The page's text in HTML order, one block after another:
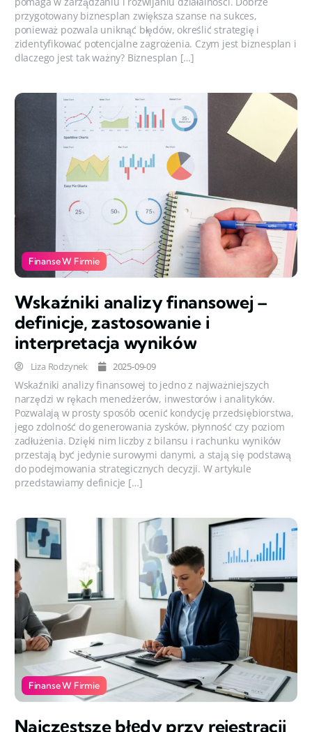
przygotowany biznesplan zwiększa szanse na sukces,
ponieważ pozwala uniknąć błędów, określić strategię i
zidentyfikować potencjalne zagrożenia. Czym jest biznesplan i
dlaczego jest tak ważny? Biznesplan […]
Finanse W Firmie
Wskaźniki analizy finansowej –
definicje, zastosowanie i
interpretacja wyników
Liza Rodzynek 2025-09-09
Wskaźniki analizy finansowej to jedno z najważniejszych
narzędzi w rękach menedżerów, inwestorów i analityków.
Pozwalają w prosty sposób ocenić kondycję przedsiębiorstwa,
jego zdolność do generowania zysków, płynność czy poziom
zadłużenia. Dzięki nim liczby z bilansu i rachunku wyników
przestają być jedynie surowymi danymi, a stają się podstawą
do podejmowania strategicznych decyzji. W artykule
przedstawiamy definicje […]
Finanse W Firmie
Najczęstsze błędy przy rejestracji